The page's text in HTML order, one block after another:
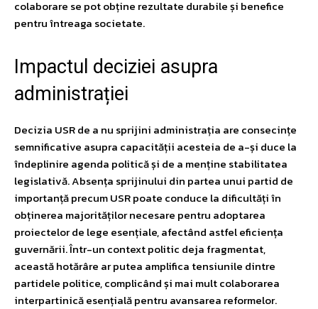
colaborare se pot obține rezultate durabile și benefice
pentru întreaga societate.
Impactul deciziei asupra
administrației
Decizia USR de a nu sprijini administrația are consecințe
semnificative asupra capacității acesteia de a-și duce la
îndeplinire agenda politică și de a menține stabilitatea
legislativă. Absența sprijinului din partea unui partid de
importanță precum USR poate conduce la dificultăți în
obținerea majorităților necesare pentru adoptarea
proiectelor de lege esențiale, afectând astfel eficiența
guvernării. Într-un context politic deja fragmentat,
această hotărâre ar putea amplifica tensiunile dintre
partidele politice, complicând și mai mult colaborarea
interpartinică esențială pentru avansarea reformelor.